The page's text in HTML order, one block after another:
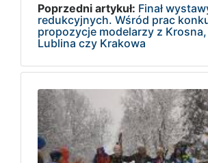
Poprzedni artykuł: Finał
redukcyjnych. Wśród prac
propozycje modelarzy z
Lublina czy Krakowa